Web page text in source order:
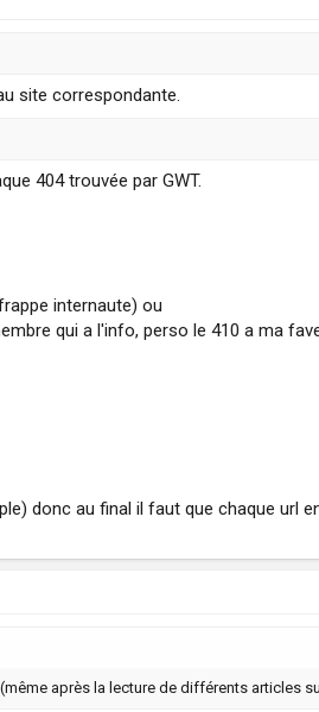
site correspondante.
404 trouvée par GWT.
internaute) ou
qui a l'info, perso le 410 a ma
donc au final il faut que chaque url
après la lecture de différents articles